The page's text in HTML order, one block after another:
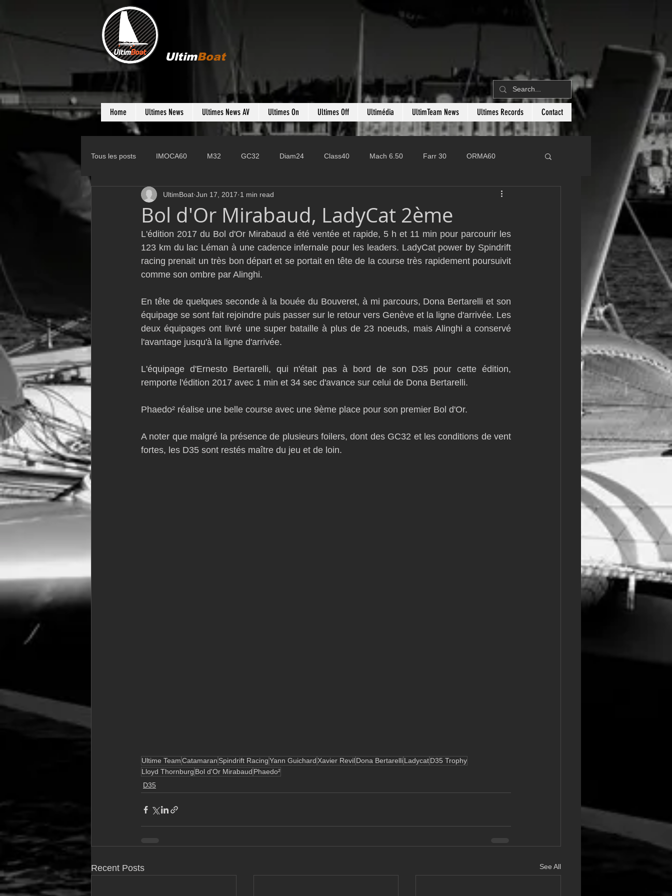
UltimBoat
Home Ultimes News Ultimes News AV Ultimes On Ultimes Off Ultimédia UltimTeam News Ultimes Records Contact
Tous les posts IMOCA60 M32 GC32 Diam24 Class40 Mach 6.50 Farr 30 ORMA60
D35 Farr 280 Fast 40
Class Rhum JMD54 Botin 52 Classe 50 Figaro 3 Flying Phantom L&#39;Hydroptère
TF35 Business AC75
Bol d'Or Mirabaud, LadyCat 2ème
UltimBoat Jun 17, 2017 1 min read
L'édition 2017 du Bol d'Or Mirabaud a été ventée et rapide, 5 h et 11 min pour parcourir les
123 km du lac Léman à une cadence infernale pour les leaders. LadyCat power by Spindrift
racing prenait un très bon départ et se portait en tête de la course très rapidement poursuivit
comme son ombre par Alinghi.
En tête de quelques seconde à la bouée du Bouveret, à mi parcours, Dona Bertarelli et son
équipage se sont fait rejoindre puis passer sur le retour vers Genève et la ligne d'arrivée. Les
deux équipages ont livré une super bataille à plus de 23 noeuds, mais Alinghi a conservé
l'avantage jusqu'à la ligne d'arrivée.
L'équipage d'Ernesto Bertarelli, qui n'était pas à bord de son D35 pour cette édition,
remporte l'édition 2017 avec 1 min et 34 sec d'avance sur celui de Dona Bertarelli.
Phaedo² réalise une belle course avec une 9ème place pour son premier Bol d'Or.
A noter que malgré la présence de plusieurs foilers, dont des GC32 et les conditions de vent
fortes, les D35 sont restés maître du jeu et de loin.
Ultime TeamCatamaran Spindrift RacingYann GuichardXavier RevilDona BertarelliLadycatD35 Trophy
Lloyd Thornburg Bol d'Or Mirabaud Phaedo²
D35
Recent Posts See All